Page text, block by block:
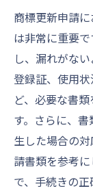
商標更新申請
は非常に重要
し、漏れがな
登録証、使用
ど、必要な書
す。さらに、
生した場合の
請書類を参考
で、手続きの